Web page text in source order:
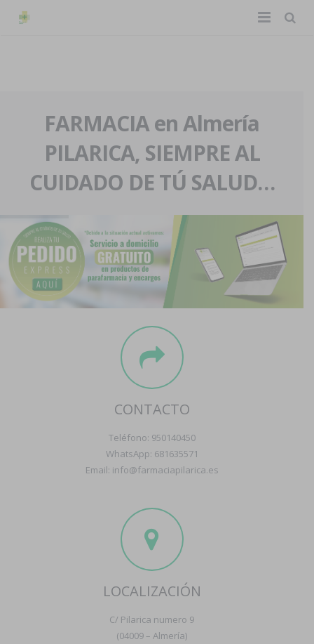
La farmacia
Nuestra historia
Nuestro equipo
Eventos
Servicios y reservas
Pedidos express
Blog
Contacto
Boletín
FARMACIA en Almería
PILARICA, SIEMPRE AL
CUIDADO DE TÚ SALUD…
CONTACTO
Teléfono: 950140450
WhatsApp: 681635571
Email: info@farmaciapilarica.es
LOCALIZACIÓN
C/ Pilarica numero 9
(04009 – Almería)